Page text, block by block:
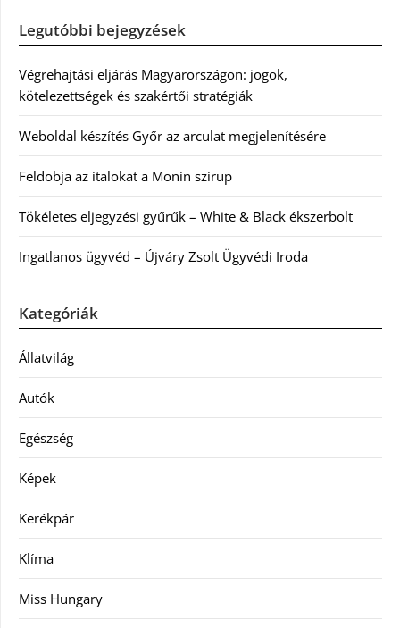
Legutóbbi bejegyzések
Végrehajtási eljárás Magyarországon: jogok,
kötelezettségek és szakértői stratégiák
Weboldal készítés Győr az arculat megjelenítésére
Feldobja az italokat a Monin szirup
Tökéletes eljegyzési gyűrűk – White & Black ékszerbolt
Ingatlanos ügyvéd – Újváry Zsolt Ügyvédi Iroda
Kategóriák
Állatvilág
Autók
Egészség
Képek
Kerékpár
Klíma
Miss Hungary